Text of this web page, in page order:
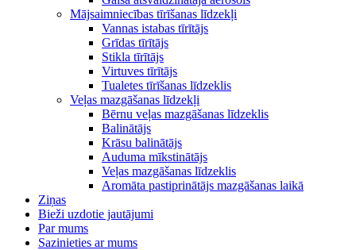
Mājsaimniecības tīrīšanas līdzekļi
Vannas istabas tīrītājs
Grīdas tīrītājs
Stikla tīrītājs
Virtuves tīrītājs
Tualetes tīrīšanas līdzeklis
Veļas mazgāšanas līdzekļi
Bērnu veļas mazgāšanas līdzeklis
Balinātājs
Krāsu balinātājs
Auduma mīkstinātājs
Veļas mazgāšanas līdzeklis
Aromāta pastiprinātājs mazgāšanas laikā
Ziņas
Bieži uzdotie jautājumi
Par mums
Sazinieties ar mums